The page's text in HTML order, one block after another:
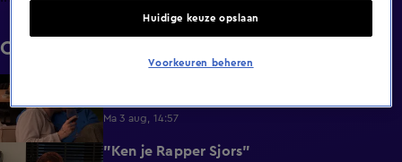
Clips
6:32
Ma 3 aug, 14:57
0:49 "Ken je Rapper Sjors"
Huidige keuze opslaan
Voorkeuren beheren